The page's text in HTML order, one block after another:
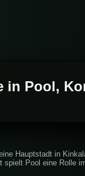
in Pool,
Hauptstadt in
Pool eine Rolle